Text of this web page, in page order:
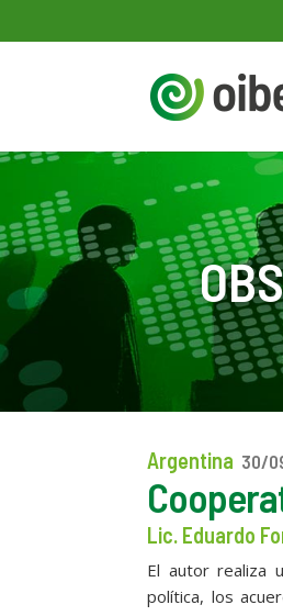
Argentina 30/
Lic. Eduardo
El autor realiza
política, los